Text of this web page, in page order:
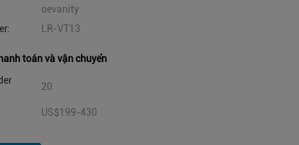
oevanity
LR-VT13
toán và vận chuyển
20
US$199-430